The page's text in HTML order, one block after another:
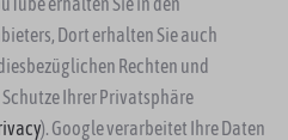
Dort erhalten Sie auch
Rechten und
Ihrer Privatsphäre
). Google verarbeitet Ihre Daten